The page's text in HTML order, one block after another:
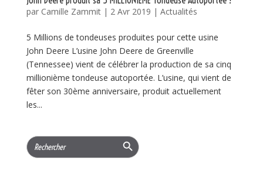
par Camille Zammit| 2 Avr 2019 | Actualités
5 Millions de tondeuses produites pour cette usine
John Deere L’usine John Deere de Greenville
(Tennessee) vient de célébrer la production de sa cinq
millionième tondeuse autoportée. L’usine, qui vient de
fêter son 30ème anniversaire, produit actuellement
les...
Search
for:
Search Button